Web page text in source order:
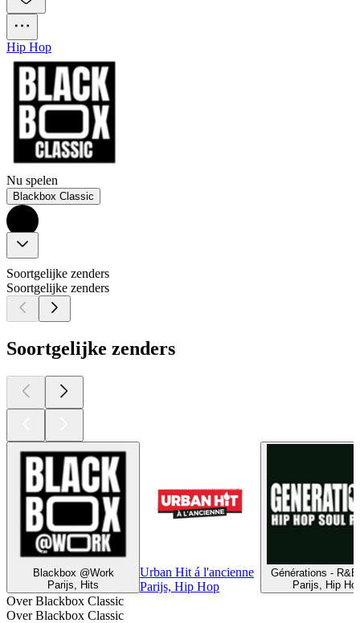
Hip Hop
Nu spelen
Blackbox Classic
Soortgelijke zenders
Soortgelijke zenders
Soortgelijke zenders
Blackbox @Work
Parijs, Hits
Urban Hit á l'ancienne
Parijs, Hip Hop
Générations -
Parijs, Hip
Over Blackbox Classic
Over Blackbox Classic